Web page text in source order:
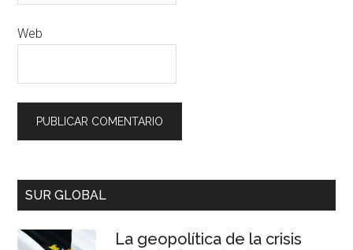
Web
SUR GLOBAL
La geopolítica de la crisis